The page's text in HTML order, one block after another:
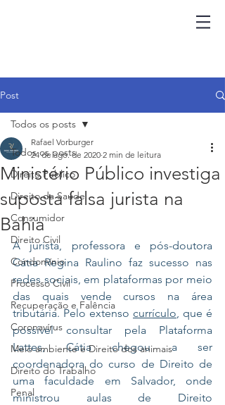
Post
Todos os posts
Direito Público
Direito da Saúde
Consumidor
Direito Civil
Condomínio
Processo Civil
Recuperação e Falência
Coronavírus
Meio ambiente e Direito dos animais
Direito do Trabalho
Penal
Todos os posts
Ministério Público investiga
suposta falsa jurista na
Bahia
Rafael Vorburger
24 de ago. de 2020 2 min de leitura
A jurista, professora e pós-doutora
Cátia Regina Raulino faz sucesso nas
redes sociais, em plataformas por meio
das quais vende cursos na área
tributária. Pelo extenso currículo, que é
possível consultar pela Plataforma
Lattes, Cátia chegou a ser
coordenadora do curso de Direito de
uma faculdade em Salvador, onde
ministrou aulas de Direito